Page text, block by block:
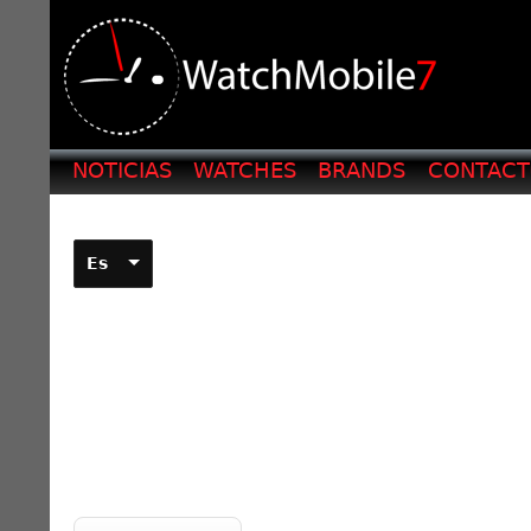
NOTICIAS WATCHES BRANDS
Es